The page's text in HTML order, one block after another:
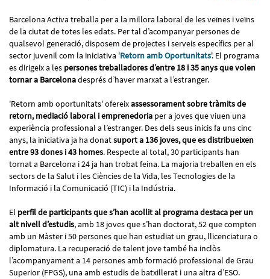
Barcelona Activa treballa per a la millora laboral de les veïnes i veïns
de la ciutat de totes les edats. Per tal d’acompanyar persones de
qualsevol generació, disposem de projectes i serveis específics per al
sector juvenil com la iniciativa 'Retorn amb Oportunitats'. El programa
es dirigeix a les persones treballadores d’entre 18 i 35 anys que volen
tornar a Barcelonadesprés d’haver marxat a l’estranger.
'Retorn amb oportunitats' ofereixassessorament sobre tràmits de
retorn, mediació laboral i emprenedoria per a joves que viuen una
experiència professional a l’estranger. Des dels seus inicis fa uns cinc
anys, la iniciativa ja ha donatsuport a 136 joves, que es distribueixen
entre 93 dones i 43 homes. Respecte al total, 30 participants han
tornat a Barcelona i 24 ja han trobat feina. La majoria treballen en els
sectors de la Salut i les Ciències de la Vida, les Tecnologies de la
Informació i la Comunicació (TIC) i la Indústria.
El perfil de participants que s’han acollit al programadestaca per un
alt nivell d’estudis, amb 18 joves que s’han doctorat, 52 que compten
amb un Màster i 50 persones que han estudiat un grau, llicenciatura o
diplomatura. La recuperació de talent jove també ha inclòs
l’acompanyament a 14 persones amb formació professional de Grau
Superior (FPGS), una amb estudis de batxillerat i una altra d’ESO.